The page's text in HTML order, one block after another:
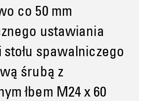
co 50 mm
ustawiania
spawalniczego
śrubą z
łbem M24 x 60